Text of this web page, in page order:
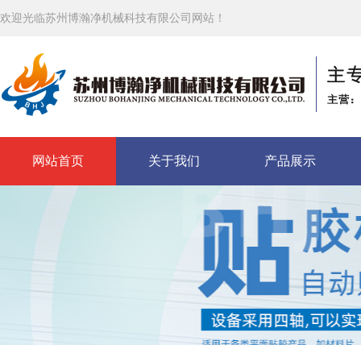
欢迎光临苏州博瀚净机械科技有限公司网站！
网站首页 关于我们 产品展示